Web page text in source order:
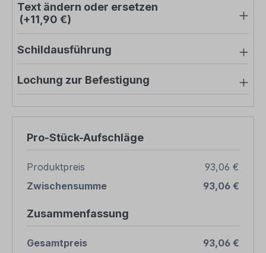
Text ändern oder ersetzen
(+11,90 €)
Schildausführung
Lochung zur Befestigung
Pro-Stück-Aufschläge
Produktpreis
93,06 €
Zwischensumme
93,06 €
Zusammenfassung
Gesamtpreis 93,06 €